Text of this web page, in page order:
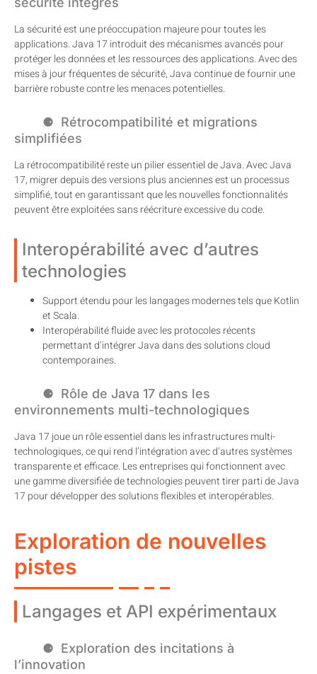
La sécurité est une préoccupation majeure pour toutes les
applications. Java 17 introduit des mécanismes avancés pour
protéger les données et les ressources des applications. Avec des
mises à jour fréquentes de sécurité, Java continue de fournir une
barrière robuste contre les menaces potentielles.
Rétrocompatibilité et migrations
simplifiées
La rétrocompatibilité reste un pilier essentiel de Java. Avec Java
17, migrer depuis des versions plus anciennes est un processus
simplifié, tout en garantissant que les nouvelles fonctionnalités
peuvent être exploitées sans réécriture excessive du code.
Interopérabilité avec d’autres
technologies
Support étendu pour les langages modernes tels que Kotlin
et Scala.
Interopérabilité fluide avec les protocoles récents
permettant d’intégrer Java dans des solutions cloud
contemporaines.
Rôle de Java 17 dans les
environnements multi-technologiques
Java 17 joue un rôle essentiel dans les infrastructures multi-
technologiques, ce qui rend l’intégration avec d’autres systèmes
transparente et efficace. Les entreprises qui fonctionnent avec
une gamme diversifiée de technologies peuvent tirer parti de Java
17 pour développer des solutions flexibles et interopérables.
Exploration de nouvelles
pistes
Langages et API expérimentaux
Exploration des incitations à
l’innovation